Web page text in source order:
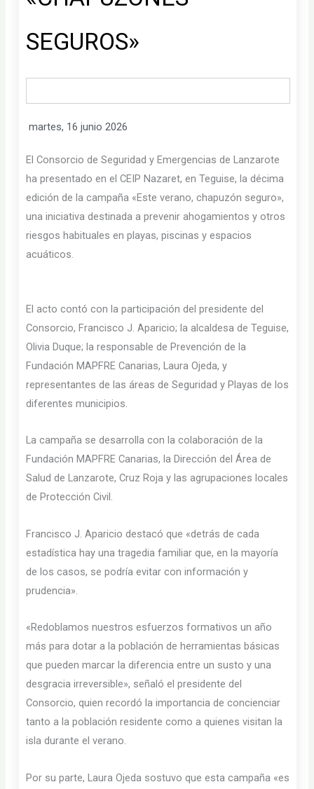
SEGUROS»
martes, 16 junio 2026
El Consorcio de Seguridad y Emergencias de Lanzarote
ha presentado en el CEIP Nazaret, en Teguise, la décima
edición de la campaña «Este verano, chapuzón seguro»,
una iniciativa destinada a prevenir ahogamientos y otros
riesgos habituales en playas, piscinas y espacios
acuáticos.
El acto contó con la participación del presidente del
Consorcio, Francisco J. Aparicio; la alcaldesa de Teguise,
Olivia Duque; la responsable de Prevención de la
Fundación MAPFRE Canarias, Laura Ojeda, y
representantes de las áreas de Seguridad y Playas de los
diferentes municipios.
La campaña se desarrolla con la colaboración de la
Fundación MAPFRE Canarias, la Dirección del Área de
Salud de Lanzarote, Cruz Roja y las agrupaciones locales
de Protección Civil.
Francisco J. Aparicio destacó que «detrás de cada
estadística hay una tragedia familiar que, en la mayoría
de los casos, se podría evitar con información y
prudencia».
«Redoblamos nuestros esfuerzos formativos un año
más para dotar a la población de herramientas básicas
que pueden marcar la diferencia entre un susto y una
desgracia irreversible», señaló el presidente del
Consorcio, quien recordó la importancia de concienciar
tanto a la población residente como a quienes visitan la
isla durante el verano.
Por su parte, Laura Ojeda sostuvo que esta campaña «es